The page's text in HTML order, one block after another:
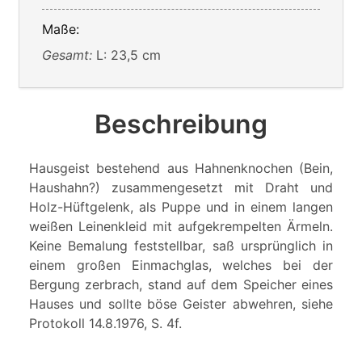
Maße:
Gesamt: L: 23,5 cm
Beschreibung
Hausgeist bestehend aus Hahnenknochen (Bein,
Haushahn?) zusammengesetzt mit Draht und
Holz-Hüftgelenk, als Puppe und in einem langen
weißen Leinenkleid mit aufgekrempelten Ärmeln.
Keine Bemalung feststellbar, saß ursprünglich in
einem großen Einmachglas, welches bei der
Bergung zerbrach, stand auf dem Speicher eines
Hauses und sollte böse Geister abwehren, siehe
Protokoll 14.8.1976, S. 4f.